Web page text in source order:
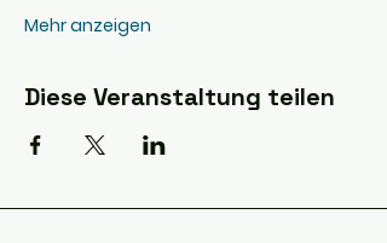
Mehr anzeigen
Diese Veranstaltung teilen